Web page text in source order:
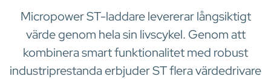
Micropower ST-laddare levererar långsiktigt
värde genom hela sin livscykel. Genom att
kombinera smart funktionalitet med robust
industriprestanda erbjuder ST flera värdedrivare